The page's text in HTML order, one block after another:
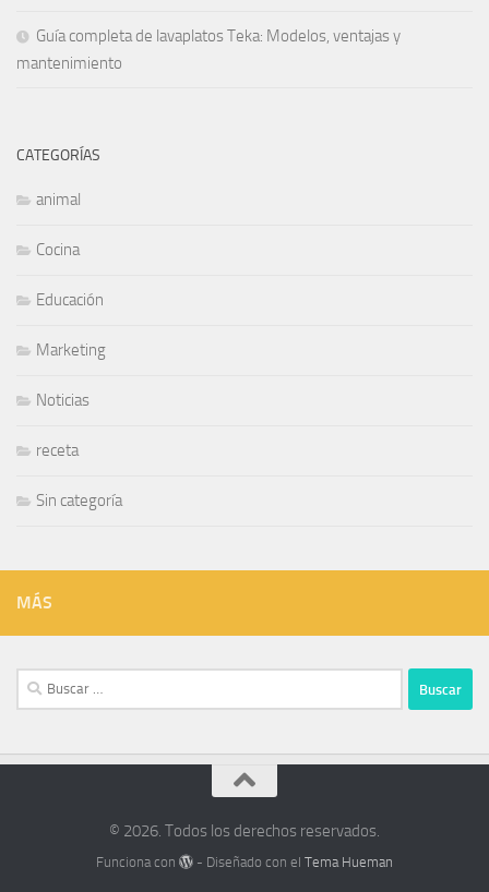
Guía completa de lavaplatos Teka: Modelos, ventajas y
mantenimiento
CATEGORÍAS
animal
Cocina
Educación
Marketing
Noticias
receta
Sin categoría
MÁS
Buscar:
© 2026. Todos los derechos reservados.
Funciona con - Diseñado con elTema Hueman